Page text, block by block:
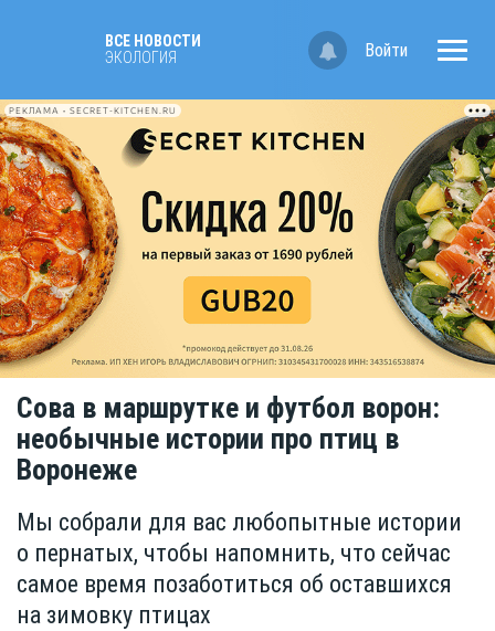
ВСЕ НОВОСТИ
ЭКОЛОГИЯ
Войти
РЕКЛАМА • SECRET-KITCHEN.RU
Сова в маршрутке и футбол ворон:
необычные истории про птиц в
Воронеже
Мы собрали для вас любопытные истории
о пернатых, чтобы напомнить, что сейчас
самое время позаботиться об оставшихся
на зимовку птицах